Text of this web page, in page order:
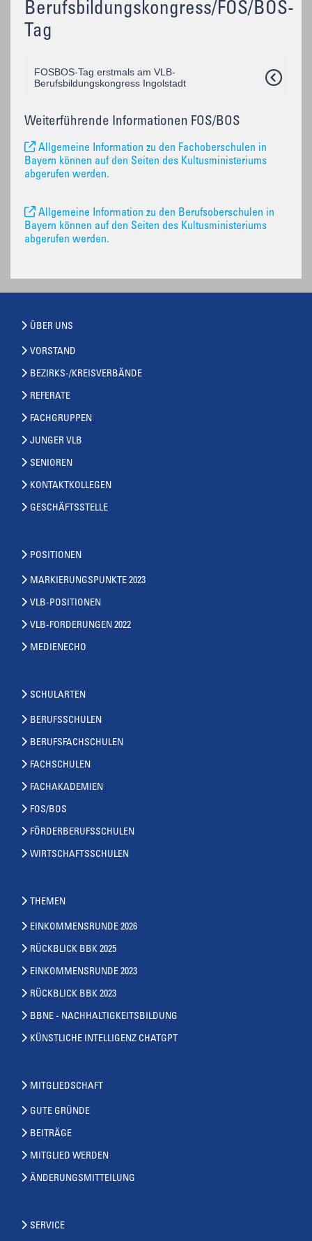
Berufsbildungskongress/FOS/BOS-
Tag
FOSBOS-Tag erstmals am VLB-
Berufsbildungskongress Ingolstadt
Weiterführende Informationen FOS/BOS
Allgemeine Information zu den Fachoberschulen in
Bayern können auf den Seiten des Kultusministeriums
abgerufen werden.
Allgemeine Information zu den Berufsoberschulen in
Bayern können auf den Seiten des Kultusministeriums
abgerufen werden.
ÜBER UNS
VORSTAND
BEZIRKS-/KREISVERBÄNDE
REFERATE
FACHGRUPPEN
JUNGER VLB
SENIOREN
KONTAKTKOLLEGEN
GESCHÄFTSSTELLE
POSITIONEN
MARKIERUNGSPUNKTE 2023
VLB-POSITIONEN
VLB-FORDERUNGEN 2022
MEDIENECHO
SCHULARTEN
BERUFSSCHULEN
BERUFSFACHSCHULEN
FACHSCHULEN
FACHAKADEMIEN
FOS/BOS
FÖRDERBERUFSSCHULEN
WIRTSCHAFTSSCHULEN
THEMEN
EINKOMMENSRUNDE 2026
RÜCKBLICK BBK 2025
EINKOMMENSRUNDE 2023
RÜCKBLICK BBK 2023
BBNE - NACHHALTIGKEITSBILDUNG
KÜNSTLICHE INTELLIGENZ CHATGPT
MITGLIEDSCHAFT
GUTE GRÜNDE
BEITRÄGE
MITGLIED WERDEN
ÄNDERUNGSMITTEILUNG
SERVICE